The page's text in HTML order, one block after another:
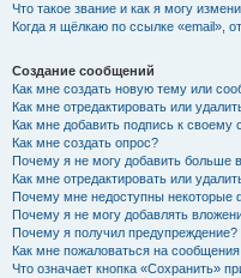
Что такое звание и как я могу
Когда я щёлкаю по ссылке «email»,
Создание сообщений
Как мне создать новую тему или
Как мне отредактировать или
Как мне добавить подпись к своему
Как мне создать опрос?
Почему я не могу добавить больше
Как мне отредактировать или
Почему мне недоступны некоторые
Почему я не могу добавлять
Почему я получил предупреждение?
Как мне пожаловаться на
Что означает кнопка «Сохранить»